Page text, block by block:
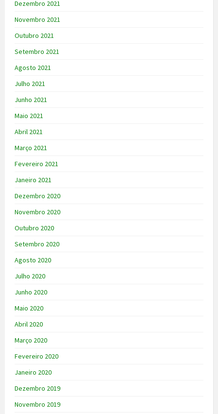
Dezembro 2021
Novembro 2021
Outubro 2021
Setembro 2021
Agosto 2021
Julho 2021
Junho 2021
Maio 2021
Abril 2021
Março 2021
Fevereiro 2021
Janeiro 2021
Dezembro 2020
Novembro 2020
Outubro 2020
Setembro 2020
Agosto 2020
Julho 2020
Junho 2020
Maio 2020
Abril 2020
Março 2020
Fevereiro 2020
Janeiro 2020
Dezembro 2019
Novembro 2019